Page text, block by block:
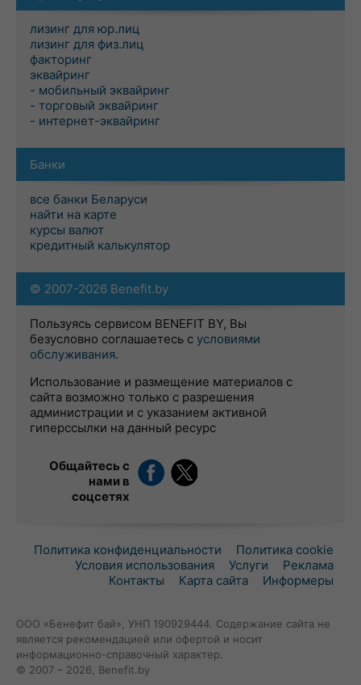
лизинг для юр.лиц
лизинг для физ.лиц
факторинг
эквайринг
- мобильный эквайринг
- торговый эквайринг
- интернет-эквайринг
Банки
все банки Беларуси
найти на карте
курсы валют
кредитный калькулятор
© 2007-2026 Benefit.by
Пользуясь сервисом BENEFIT BY, Вы
безусловно соглашаетесь с условиями
обслуживания.
Использование и размещение материалов с
сайта возможно только с разрешения
администрации и с указанием активной
гиперссылки на данный ресурс
Общайтесь с
нами в
соцсетях
Политика конфиденциальности
Политика cookie
Условия использования
Услуги
Реклама
Контакты
Карта сайта Информеры
ООО «Бенефит бай», УНП 190929444. Содержание сайта не
является рекомендацией или офертой и носит
информационно-справочный характер.
© 2007 – 2026, Benefit.by